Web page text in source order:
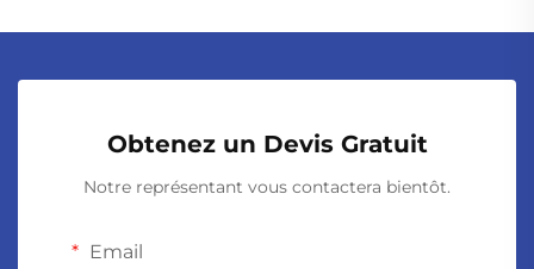
Obtenez un Devis Gratuit
Notre représentant vous contactera bientôt.
Email